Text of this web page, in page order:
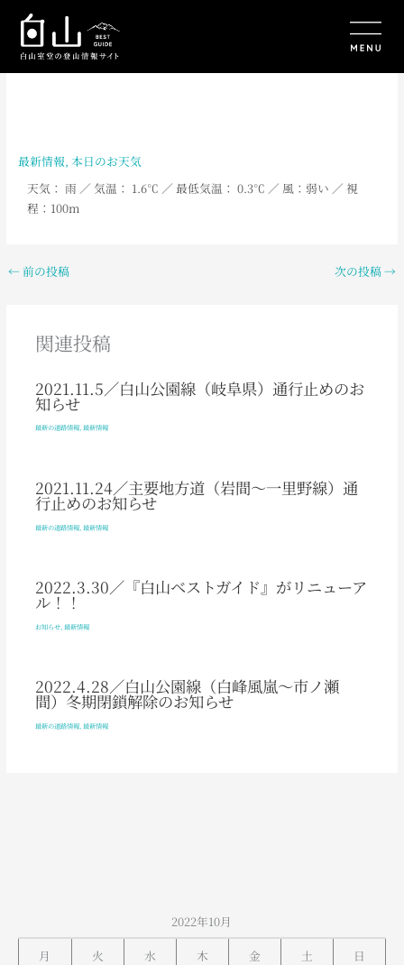
最新情報, 本日のお天気
天気： 雨 ／ 気温： 1.6℃ ／ 最低気温： 0.3℃ ／ 風：弱い ／ 視
程：100m
←前の投稿 次の投稿→
関連投稿
2021.11.5／白山公園線（岐阜県）通行止めのお
知らせ
最新の道路情報, 最新情報
2021.11.24／主要地方道（岩間～一里野線）通
行止めのお知らせ
最新の道路情報, 最新情報
2022.3.30／『白山ベストガイド』がリニューア
ル！！
お知らせ, 最新情報
2022.4.28／白山公園線（白峰風嵐～市ノ瀬
間）冬期閉鎖解除のお知らせ
最新の道路情報, 最新情報
2022年10月
月
火 水 木 金 土
日